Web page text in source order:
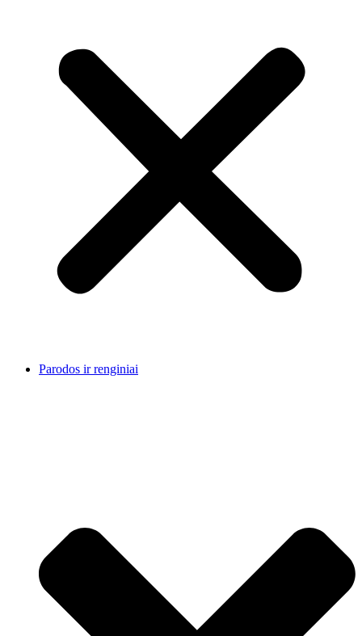
Parodos ir renginiai